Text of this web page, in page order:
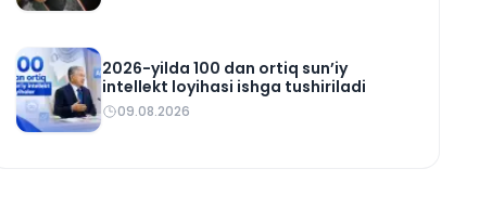
2026-yilda 100 dan ortiq sun’iy
intellekt loyihasi ishga tushiriladi
09.08.2026